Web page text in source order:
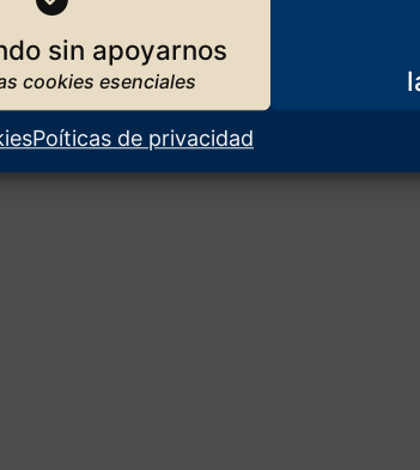
sin apoyarnos
Poíticas de privacidad